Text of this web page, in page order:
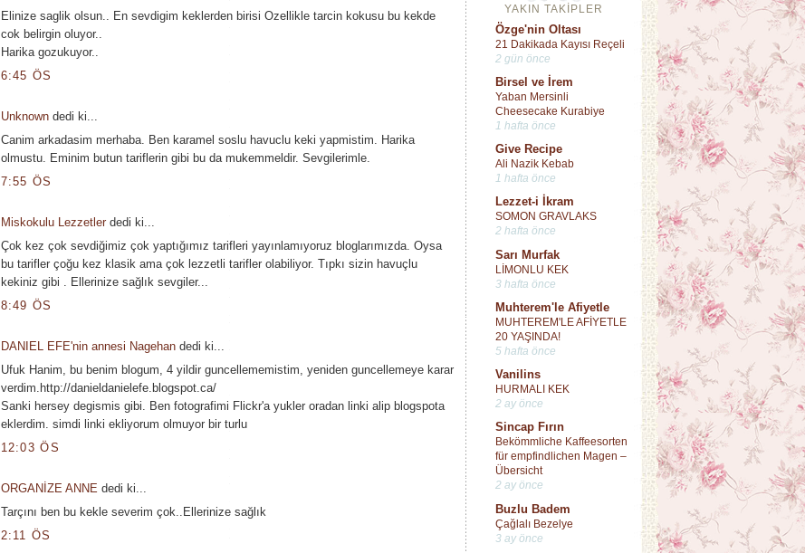
YAKIN TAKİPLER
Özge'nin Oltası
21 Dakikada Kayısı Reçeli
2 gün önce
Birsel ve İrem
Yaban Mersinli
Cheesecake Kurabiye
1 hafta önce
Give Recipe
Ali Nazik Kebab
1 hafta önce
Lezzet-i İkram
SOMON GRAVLAKS
2 hafta önce
Sarı Murfak
LİMONLU KEK
3 hafta önce
Muhterem'le Afiyetle
MUHTEREM'LE AFİYETLE
20 YAŞINDA!
5 hafta önce
Vanilins
HURMALI KEK
2 ay önce
Sincap Fırın
Bekömmliche Kaffeesorten
für empfindlichen Magen –
Übersicht
2 ay önce
Buzlu Badem
Çağlalı Bezelye
3 ay önce
Elinize saglik olsun.. En sevdigim keklerden birisi Ozellikle tarcin kokusu bu kekde
cok belirgin oluyor..
Harika gozukuyor..
6:45 ÖS
Unknowndedi ki...
Canim arkadasim merhaba. Ben karamel soslu havuclu keki yapmistim. Harika
olmustu. Eminim butun tariflerin gibi bu da mukemmeldir. Sevgilerimle.
7:55 ÖS
Miskokulu Lezzetlerdedi ki...
Çok kez çok sevdiğimiz çok yaptığımız tarifleri yayınlamıyoruz bloglarımızda. Oysa
bu tarifler çoğu kez klasik ama çok lezzetli tarifler olabiliyor. Tıpkı sizin havuçlu
kekiniz gibi . Ellerinize sağlık sevgiler...
8:49 ÖS
DANIEL EFE'nin annesi Nagehandedi ki...
Ufuk Hanim, bu benim blogum, 4 yildir guncellememistim, yeniden guncellemeye karar
verdim.http://danieldanielefe.blogspot.ca/
Sanki hersey degismis gibi. Ben fotografimi Flickr'a yukler oradan linki alip blogspota
eklerdim. simdi linki ekliyorum olmuyor bir turlu
12:03 ÖS
ORGANİZE ANNE dedi ki...
Tarçını ben bu kekle severim çok..Ellerinize sağlık
2:11 ÖS